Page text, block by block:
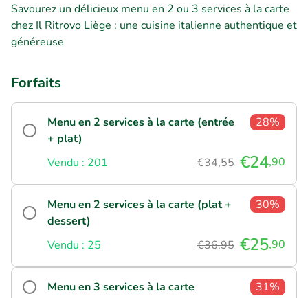
Savourez un délicieux menu en 2 ou 3 services à la carte
chez Il Ritrovo Liège : une cuisine italienne authentique et
généreuse
Forfaits
Menu en 2 services à la carte (entrée
+ plat)
28%
Vendu : 201 €34,55 €24,90
Menu en 2 services à la carte (plat +
dessert)
30%
Vendu : 25 €36,95 €25,90
Menu en 3 services à la carte
31%